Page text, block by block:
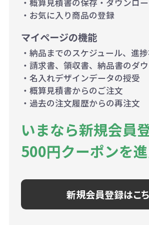
・お気に入り商品の登録
マイページの機能
・納品までのスケジュール、進
・請求書、領収書、納品書のダ
・名入れデザインデータの授受
・概算見積書からのご注文
・過去の注文履歴からの再注文
いまなら新規会員
500円クーポンを進
新規会員登録はこ